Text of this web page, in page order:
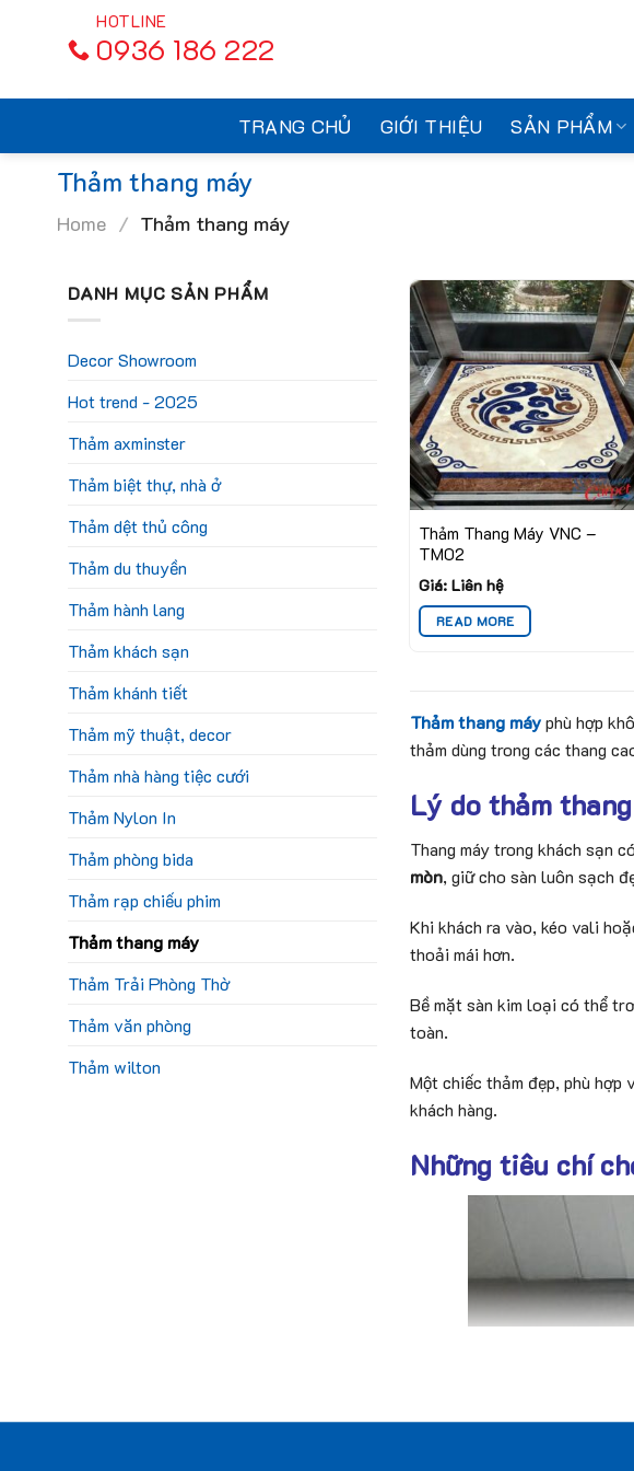
0936 186 222
TRANG CHỦ GIỚI THIỆU SẢN PHẨM
Thảm thang máy
Home / Thảm thang máy
DANH MỤC SẢN PHẨM
Decor Showroom
Hot trend - 2025
Thảm axminster
Thảm biệt thự, nhà ở
Thảm dệt thủ công
Thảm du thuyền
Thảm hành lang
Thảm khách sạn
Thảm khánh tiết
Thảm mỹ thuật, decor
Thảm nhà hàng tiệc cưới
Thảm Nylon In
Thảm phòng bida
Thảm rạp chiếu phim
Thảm thang máy
Thảm Trải Phòng Thờ
Thảm văn phòng
Thảm wilton
Thảm Thang Máy VNC –
TM02
Giá: Liên hệ
READ MORE
Thảm thang máy phù hợp
thảm dùng trong các thang
Lý do thảm
Thang máy trong khách sạn
mòn, giữ cho sàn luôn sạch
Khi khách ra vào, kéo vali
thoải mái hơn.
Bề mặt sàn kim loại có thể
toàn.
Một chiếc thảm đẹp, phù hợp
khách hàng.
Những tiêu chí